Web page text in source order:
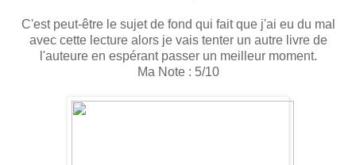
C'est peut-être le sujet de fond qui fait que j'ai eu du mal
avec cette lecture alors je vais tenter un autre livre de
l'auteure en espérant passer un meilleur moment.
Ma Note : 5/10